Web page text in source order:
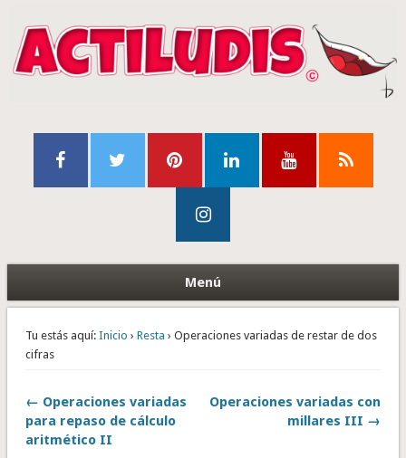
Menú
Tu estás aquí: Inicio › Resta › Operaciones variadas de restar de dos
cifras
← Operaciones variadas
para repaso de cálculo
aritmético II
Operaciones variadas con
millares III →